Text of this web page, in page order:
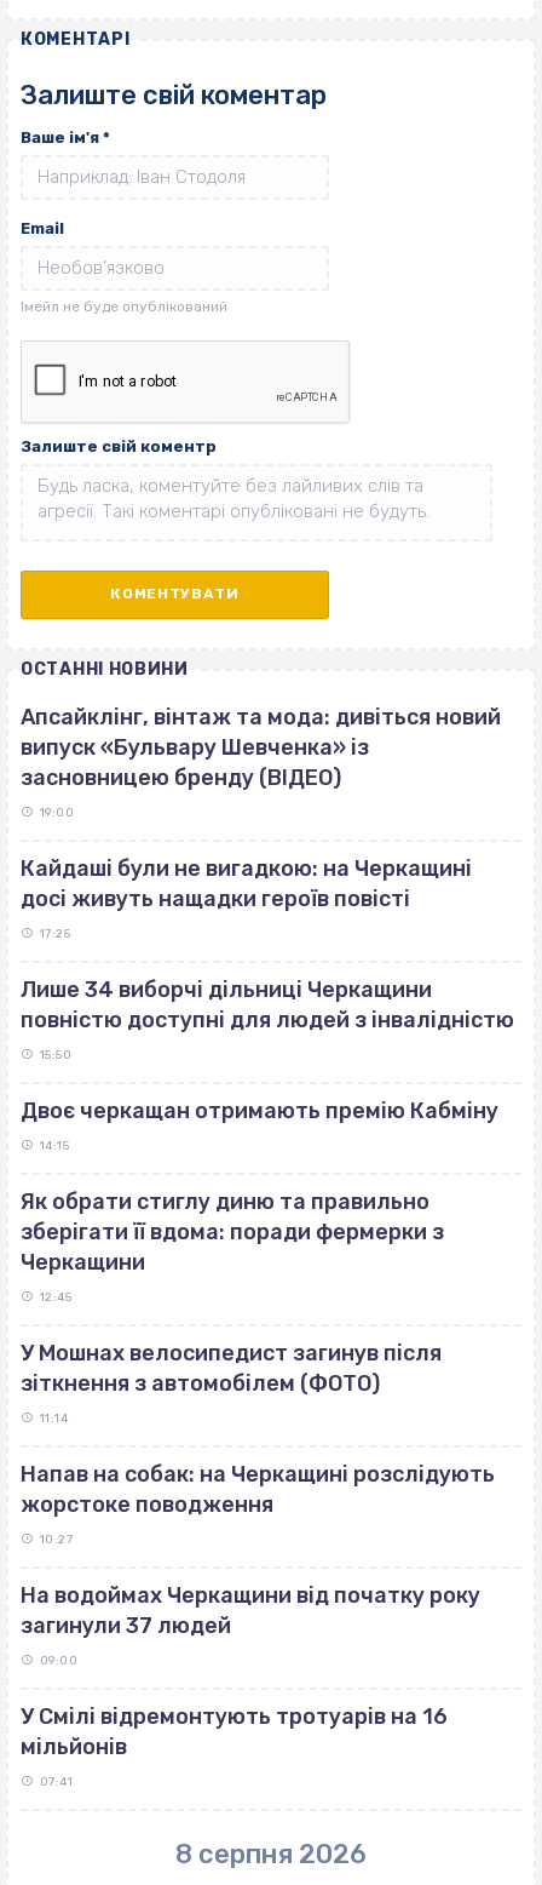
КОМЕНТАРІ
Залиште свій коментар
Ваше ім'я *
Email
Залиште свій коментр
ОСТАННІ НОВИНИ
Апсайклінг, вінтаж та мода: дивіться новий
випуск «Бульвару Шевченка» із
засновницею бренду (ВІДЕО)
19:00
Кайдаші були не вигадкою: на Черкащині
досі живуть нащадки героїв повісті
17:25
Лише 34 виборчі дільниці Черкащини
повністю доступні для людей з інвалідністю
15:50
Двоє черкащан отримають премію Кабміну
14:15
Як обрати стиглу диню та правильно
зберігати її вдома: поради фермерки з
Черкащини
12:45
У Мошнах велосипедист загинув після
зіткнення з автомобілем (ФОТО)
11:14
Напав на собак: на Черкащині розслідують
жорстоке поводження
10:27
На водоймах Черкащини від початку року
загинули 37 людей
09:00
У Смілі відремонтують тротуарів на 16
мільйонів
07:41
8 серпня 2026